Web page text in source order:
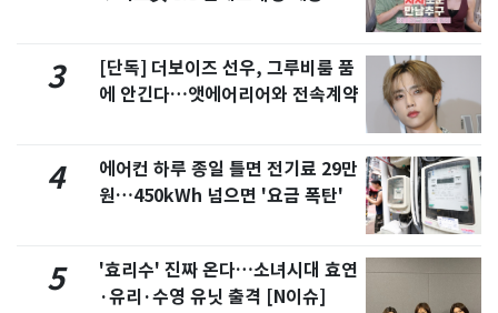
3
[단독] 더보이즈 선우, 그루비룸 품
에 안긴다…앳에어리어와 전속계약
4
에어컨 하루 종일 틀면 전기료 29만
원…450kWh 넘으면 '요금 폭탄'
5
'효리수' 진짜 온다…소녀시대 효연
·유리·수영 유닛 출격 [N이슈]